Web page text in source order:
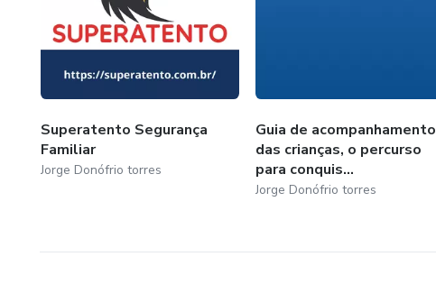
Superatento Segurança
Familiar
Jorge Donófrio torres
Guia de acompanhamento
das crianças, o percurso
para conquis...
Jorge Donófrio torres